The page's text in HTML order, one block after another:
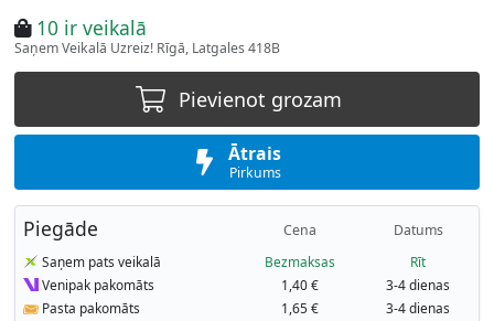
10 ir veikalā
Saņem Veikalā Uzreiz! Rīgā, Latgales 418B
Pievienot grozam
Ātrais
Pirkums
Piegāde Cena Datums
Saņem pats veikalā Bezmaksas
Rīt
Venipak pakomāts
1,40 €
3-4 dienas
Pasta pakomāts
1,65 €
3-4 dienas